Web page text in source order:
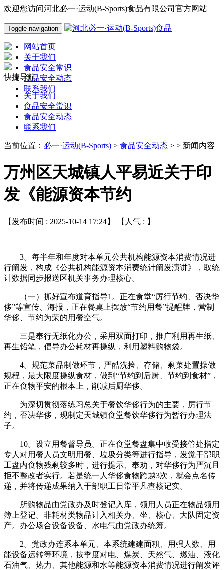
欢迎您访问河北必一·运动(B-Sports)食品有限公司官方网站
Toggle navigation
网站首页
关于我们
食品安全常识
食品安全动态
联系我们
快捷导航
关于我们
食品安全常识
食品安全动态
联系我们
当前位置： 必一·运动(B-Sports) > 食品安全动态 > > 新闻内容
万州区天城镇人平易近关于印
发《能源资本节约
【发布时间 : 2025-10-14 17:24】 【人气 : 】
3。每半年和年度对本单元公共机构能源资本消费情况进
行阐发，构成《公共机构能源资本消费统计阐发演讲》，取统
计数据同步报送区机关事务办理核心。
（一）抓好宣布道育指导1。正在食堂“厉行节约、否决华
侈”等宣传、海报，正在餐桌上摆放“节约用餐”提醒牌，营制
华侈、节约为荣的用餐空气。
三是奉行无纸化办公，采用双面打印，推广利用再生纸、
再生铅笔，倡导办公耗材再操纵，利用塑料购物袋。
4。规范菜品制做环节，严酷洗捡、存储、剩菜处置操做
规程，最大限度操纵食材，做到“节约到后厨、节约到食材”，
正在食物平安的根本上，削减后厨华侈。
为深切贯彻落练习总关于餐饮华侈行为的主要，厉行节
约，否决华侈，现制定天城镇食堂餐饮华侈行为暂行办理法
子。
10。设立用餐督导员。正在食堂餐盘集中收受接管处指定
专人对用餐人员文明用餐、垃圾分类等进行指导，发觉干部职
工盘内食物残剩较多时，进行提示、奉劝，对华侈行为严沉且
拒不整改者实行。若是统一人华侈食物跨越3次，就会点名传
递，并将传递成果纳入干部职工日常平凡查核记实。
所购物品由党政办及时登记入库，领用人员正在物品领用
簿上登记。非耗材类物品计入相关办、坐、核心、大队固定资
产。办公场合设备设备、水电气由党政办统筹。
2。党政办连系本单元、本系统建建面积、用强人数、用
能设备运转等环境，按季度对电、煤炭、天然气、燃油、液化
石油气、热力、其他能源和水等能源资本消费情况进行阐发评